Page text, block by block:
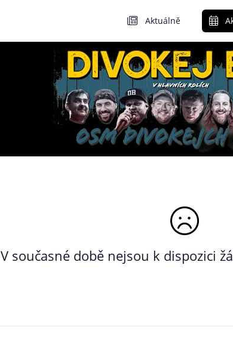
Aktuálně
V současné době nejsou k dispozici